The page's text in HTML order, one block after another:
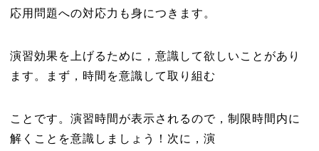
応用問題への対応力も身につきます。
演習効果を上げるために，意識して欲しいことがあり
ます。まず，時間を意識して取り組む
ことです。演習時間が表示されるので，制限時間内に
解くことを意識しましょう！次に，演